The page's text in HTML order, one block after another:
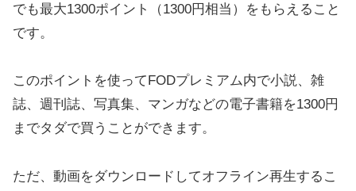
でも最大1300ポイント（1300円相当）をもらえること
です。
このポイントを使ってFODプレミアム内で小説、雑
誌、週刊誌、写真集、マンガなどの電子書籍を1300円
までタダで買うことができます。
ただ、動画をダウンロードしてオフライン再生するこ